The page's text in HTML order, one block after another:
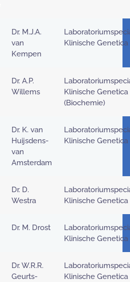
Dr. M.J.A.
van
Kempen
Klinische Genetica
Dr. A.P.
Willems
Klinische Genetica
(Biochemie)
Dr. K. van
Huijsdens-
van
Amsterdam
Klinische Genetica
Dr. D.
Westra
Klinische Genetica
Dr. M. Drost
Klinische Genetica
Dr. W.R.R.
Geurts-
Klinische Genetica